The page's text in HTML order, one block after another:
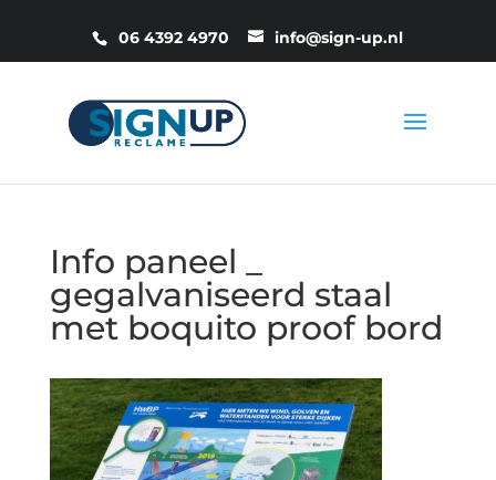
06 4392 4970 info@sign-up.nl
Info paneel _
gegalvaniseerd staal
met boquito proof bord